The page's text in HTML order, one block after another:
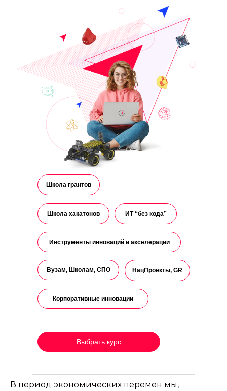
Школа грантов
Школа хакатонов ИТ “без кода”
Инструменты инноваций и акселерации
НацПроекты, GR
Корпоративные инновации
Вузам, Школам, СПО
Выбрать курс
В период экономических перемен мы,